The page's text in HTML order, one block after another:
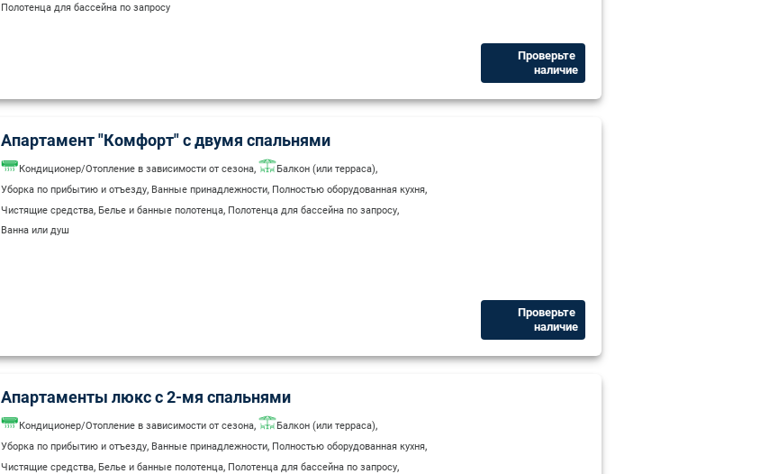
Полотенца для бассейна по запросу
Проверьте ​
наличие
Апартамент "Комфорт" с двумя спальнями
Кондиционер/Отопление в зависимости от сезона, Балкон (или терраса),
Уборка по прибытию и отъезду, Ванные принадлежности, Полностью оборудованная кухня,
Чистящие средства, Белье и банные полотенца, Полотенца для бассейна по запросу,
Ванна или душ
Проверьте ​
наличие
Апартаменты люкс с 2-мя спальнями
Кондиционер/Отопление в зависимости от сезона, Балкон (или терраса),
Уборка по прибытию и отъезду, Ванные принадлежности, Полностью оборудованная кухня,
Чистящие средства, Белье и банные полотенца, Полотенца для бассейна по запросу,